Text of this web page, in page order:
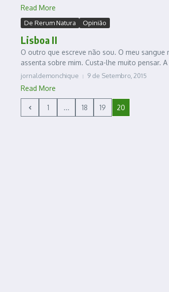
Read More
De Rerum Natura Opinião
Lisboa II
O outro que escreve não sou. O meu
assenta sobre mim. Custa-lhe muito pensar.
jornaldemonchique 9 de Setembro, 2015
Read More
1 ... 18 19 20